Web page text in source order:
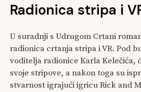
Radionica stripa i
U suradnji s Udrugom Crtani
radionica crtanja stripa i VR. Pod
voditelja radionice Karla Kelečića,
svoje stripove, a nakon toga su
stvarnost igrajući igricu Rick and